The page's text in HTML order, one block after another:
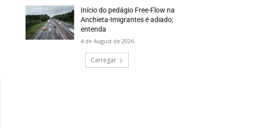
Início do pedágio Free-Flow na
Anchieta-Imigrantes é adiado;
entenda
4 de August de 2026
Carregar